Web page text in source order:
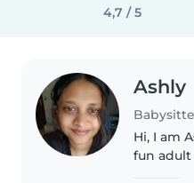
4,7 / 5
Ashly
Hi, I am
fun